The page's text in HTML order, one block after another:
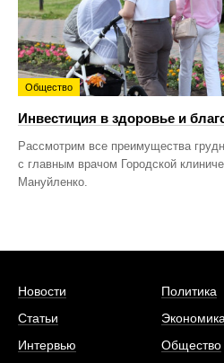
Общество
Инвестиция в здоровье и
Рассмотрим все преимущества
с главным врачом Городской
Мануйленко.
Новости
Статьи
Интервью
Политика
Экономика
Общество